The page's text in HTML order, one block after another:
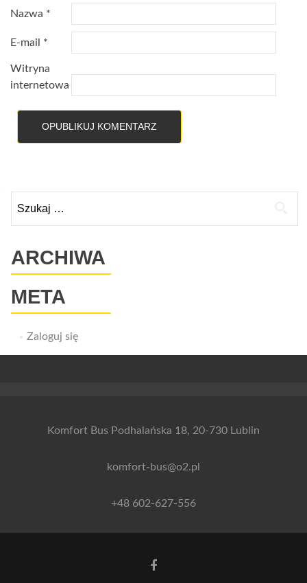
Nazwa *
E-mail *
Witryna
internetowa
ARCHIWA
META
Zaloguj się
Komfort Bus Podhalańska 18, 20-730 Lublin
komfort-bus@o2.pl
+48 602-627-556
Link